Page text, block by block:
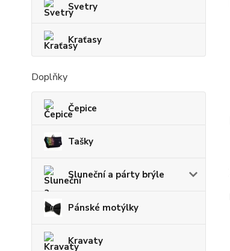
Svetry
Kraťasy
Doplňky
Čepice
Tašky
Sluneční a párty brýle
Pánské motýlky
Kravaty